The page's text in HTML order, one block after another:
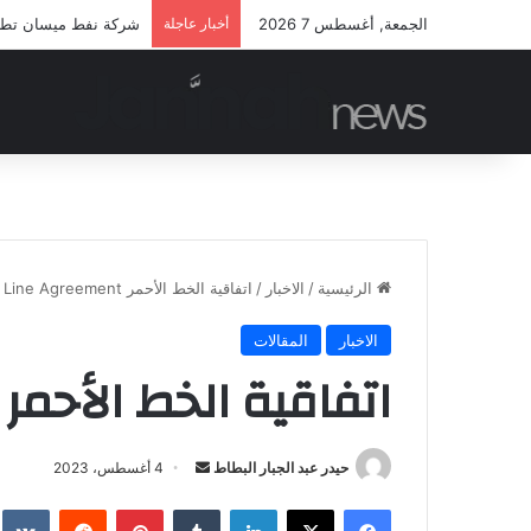
الجمعة, أغسطس 7 2026 أخبار عاجلة شركة نفط ميسان تطلق
الرئيسية / الاخبار / اتفاقية الخط الأحمر Red Line Agreement
الاخبار المقالات
اتفاقية الخط الأحمر Red Line Agreement
حيدر عبد الجبار البطاط
أرسل
إلكترونيا
4 أغسطس، 2023
فيسبوك ‫X لينكدإن بينتيريست